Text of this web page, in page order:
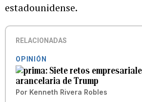
estadounidense.
RELACIONADAS
OPINIÓN
Siete retos
arancelaria de Trump
Por Kenneth Rivera Robles